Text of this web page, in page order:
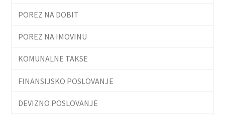
POREZ NA DOBIT
POREZ NA IMOVINU
KOMUNALNE TAKSE
FINANSIJSKO POSLOVANJE
DEVIZNO POSLOVANJE